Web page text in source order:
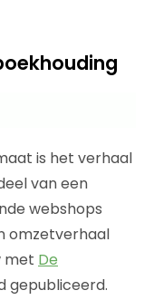
is het verhaal
van een
webshops
omzetverhaal
met De
gepubliceerd.